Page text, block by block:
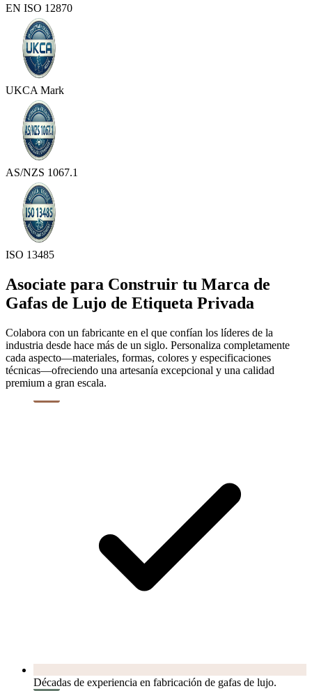
EN ISO 12870
UKCA Mark
AS/NZS 1067.1
ISO 13485
Asociate para Construir tu Marca de
Gafas de Lujo de Etiqueta Privada
Colabora con un fabricante en el que confían los líderes de la
industria desde hace más de un siglo. Personaliza completamente
cada aspecto—materiales, formas, colores y especificaciones
técnicas—ofreciendo una artesanía excepcional y una calidad
premium a gran escala.
Décadas de experiencia en fabricación de gafas de lujo.